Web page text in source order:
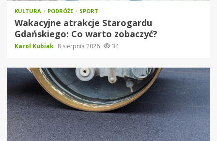
KULTURA PODRÓŻE SPORT
Wakacyjne atrakcje Starogardu
Gdańskiego: Co warto zobaczyć?
Karol Kubiak 8 sierpnia 2026 34